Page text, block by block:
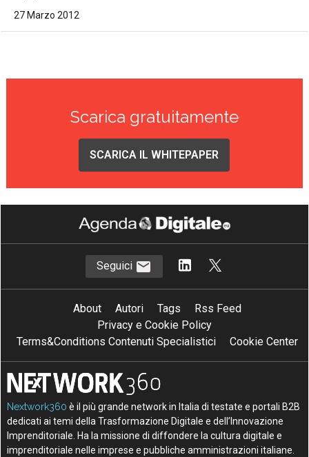
27 Marzo 2012
Scarica gratuitamente
SCARICA IL WHITEPAPER
Seguici
About Autori Tags
Rss Feed
Privacy e Cookie Policy
Terms&Conditions Contenuti Specialistici
Cookie Center
Nextwork360 è il più grande network in Italia di testate e portali B2B
dedicati ai temi della Trasformazione Digitale e dell’Innovazione
Imprenditoriale. Ha la missione di diffondere la cultura digitale e
imprenditoriale nelle imprese e pubbliche amministrazioni italiane.